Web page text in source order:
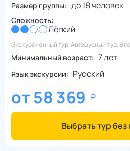
Размер группы: до18человек
Сложность:
Лёгкий
Экскурсионный тур, Автобусный тур, В
Минимальный возраст: 7 лет
Язык экскурсии: Русский
от58 369
Выбрать тур